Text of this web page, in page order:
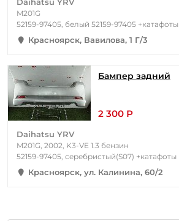
M201G
52159-97405, белый 52159-97405 +катафоты
Красноярск, Вавилова, 1 Г/3
Бампер задний
2 300 Р
Daihatsu YRV
M201G, 2002, K3-VE 1.3 бензин
52159-97405, серебристый(S07) +катафоты
Красноярск, ул. Калинина, 60/2